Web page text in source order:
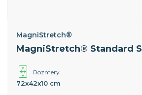
MagniStretch®
MagniStretch® Standard S
Rozmery
72x42x10 cm